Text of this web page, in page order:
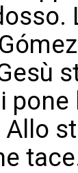
pone
Allo